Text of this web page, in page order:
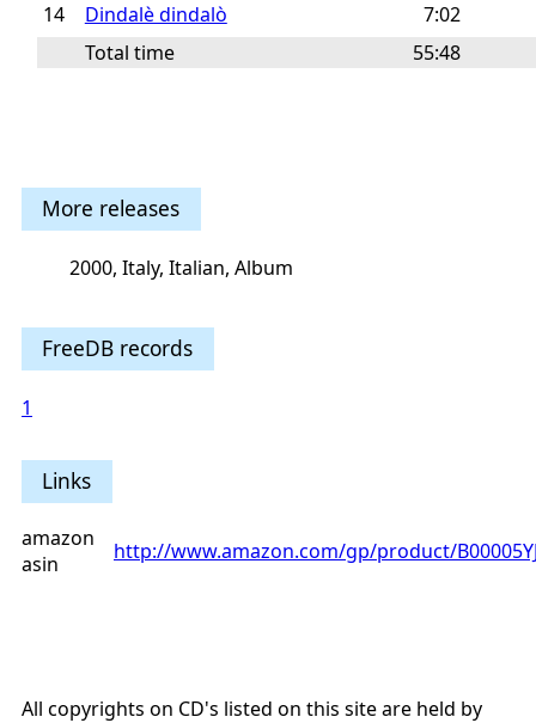
14
Dindalè dindalò
7:02
Total time
55:48
More releases
2000, Italy, Italian, Album
FreeDB records
1
Links
amazon
asin
http://www.amazon.com/gp/product/
All copyrights on CD's listed on this site are held by